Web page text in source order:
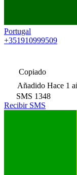
Portugal
+351910999509
Copiado
Añadido Hace 1
SMS 1348
Recibir SMS